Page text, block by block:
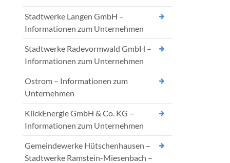
Stadtwerke Langen GmbH –
Informationen zum Unternehmen
Stadtwerke Radevormwald GmbH –
Informationen zum Unternehmen
Ostrom – Informationen zum
Unternehmen
KlickEnergie GmbH & Co. KG –
Informationen zum Unternehmen
Gemeindewerke Hütschenhausen –
Stadtwerke Ramstein-Miesenbach –